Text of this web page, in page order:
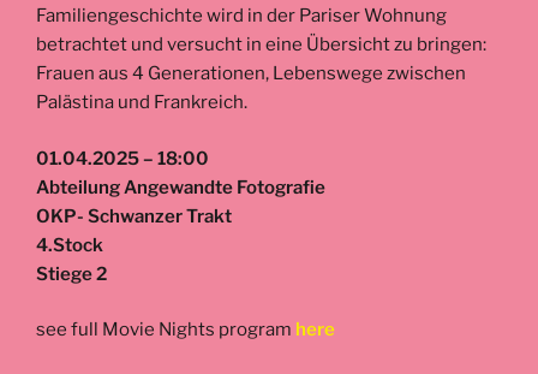
Familiengeschichte wird in der Pariser Wohnung
betrachtet und versucht in eine Übersicht zu bringen:
Frauen aus 4 Generationen, Lebenswege zwischen
Palästina und Frankreich.
01.04.2025 – 18:00
Abteilung Angewandte Fotografie
OKP- Schwanzer Trakt
4.Stock
Stiege 2
see full Movie Nights program here